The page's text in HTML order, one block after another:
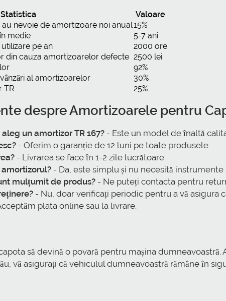
Statistica
Valoare
nevoie de amortizoare noi anual15%
medie
5-7 ani
pe an
2000 ore
din cauza amortizoarelor defecte 2500 lei
92%
al amortizoarelor
30%
TR
25%
despreAmortizoarele pentru
un amortizor TR 167? - Este un model de înaltă
- Oferim o garanție de 12 luni pe toate produsele.
- Livrarea se face în 1-2 zile lucrătoare.
- Da, este simplu și nu necesită instrumente
mulțumit de produs? - Ne puteți contacta pentru
- Nu, doar verificați periodic pentru a vă asigura
plata online sau la livrare.
să devină o povară pentru mașina dumneavoastră.
vă asigurați că vehiculul dumneavoastră rămâne în